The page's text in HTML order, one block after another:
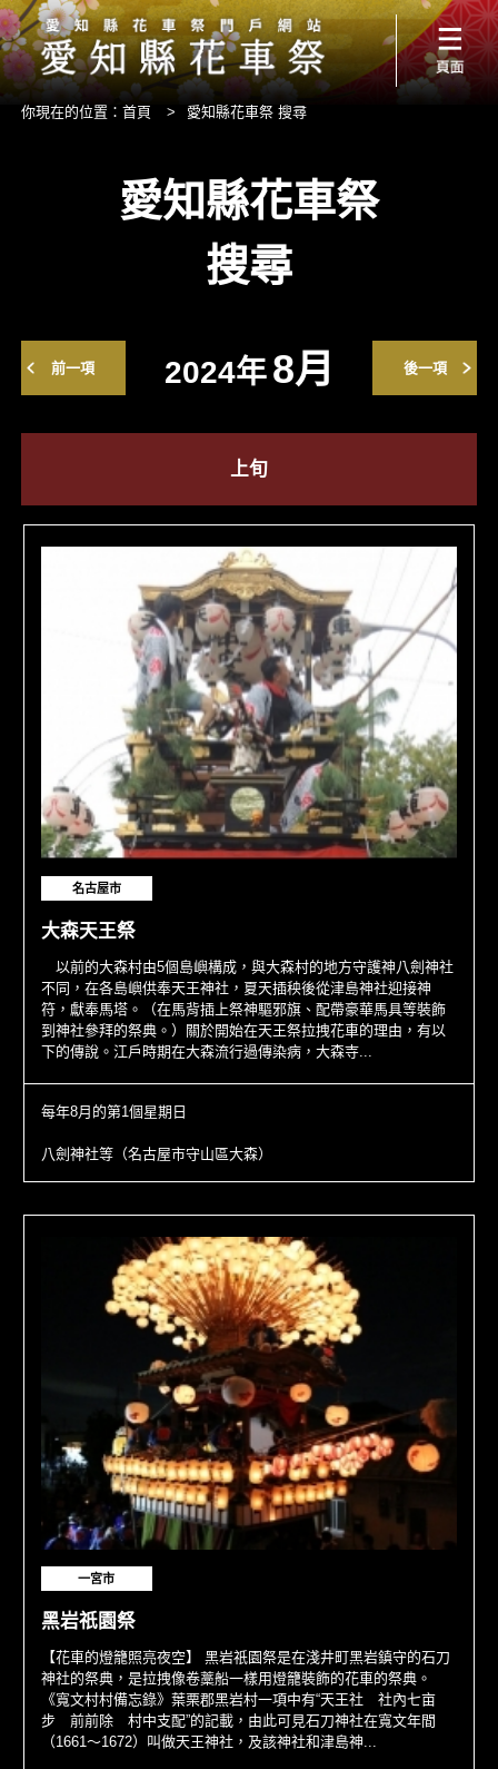
你現在的位置： 首頁 > 愛知縣花車祭 搜尋
愛知縣花車祭
搜尋
前一項 後一項
2024年 8月
上旬
名古屋市
大森天王祭
以前的大森村由5個島嶼構成，與大森村的地方守護神八劍神社
不同，在各島嶼供奉天王神社，夏天插秧後從津島神社迎接神
符，獻奉馬塔。（在馬背插上祭神驅邪旗、配帶豪華馬具等裝飾
到神社參拜的祭典。）關於開始在天王祭拉拽花車的理由，有以
下的傳說。江戶時期在大森流行過傳染病，大森寺...
每年8月的第1個星期日
八劍神社等（名古屋市守山區大森）
一宮市
黑岩祇園祭
【花車的燈籠照亮夜空】 黑岩祇園祭是在淺井町黑岩鎮守的石刀
神社的祭典，是拉拽像卷藁船一樣用燈籠裝飾的花車的祭典。
《寬文村村備忘錄》葉栗郡黑岩村一項中有“天王社 社內七亩
步 前前除 村中支配”的記載，由此可見石刀神社在寬文年間
（1661～1672）叫做天王神社，及該神社和津島神...